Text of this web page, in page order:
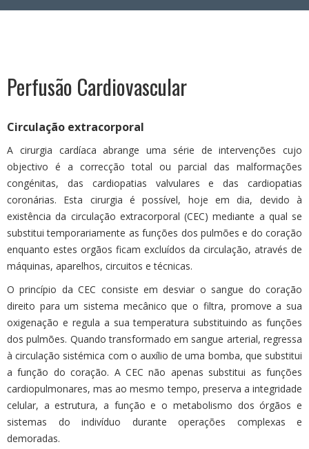
Perfusão Cardiovascular
Circulação extracorporal
A cirurgia cardíaca abrange uma série de intervenções cujo
objectivo é a correcção total ou parcial das malformações
congénitas, das cardiopatias valvulares e das cardiopatias
coronárias. Esta cirurgia é possível, hoje em dia, devido à
existência da circulação extracorporal (CEC) mediante a qual se
substitui temporariamente as funções dos pulmões e do coração
enquanto estes orgãos ficam excluídos da circulação, através de
máquinas, aparelhos, circuitos e técnicas.
O princípio da CEC consiste em desviar o sangue do coração
direito para um sistema mecânico que o filtra, promove a sua
oxigenação e regula a sua temperatura substituindo as funções
dos pulmões. Quando transformado em sangue arterial, regressa
à circulação sistémica com o auxílio de uma bomba, que substitui
a função do coração. A CEC não apenas substitui as funções
cardiopulmonares, mas ao mesmo tempo, preserva a integridade
celular, a estrutura, a função e o metabolismo dos órgãos e
sistemas do indivíduo durante operações complexas e
demoradas.